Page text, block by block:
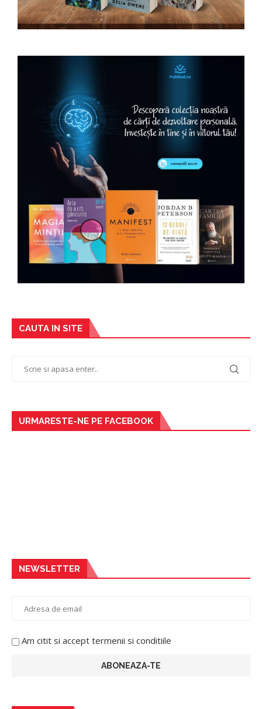
CAUTA IN SITE
URMARESTE-NE PE FACEBOOK
NEWSLETTER
Am citit si accept termenii si conditiile